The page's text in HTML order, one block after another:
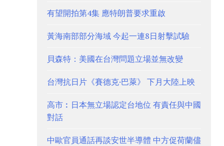
有望開拍第4集 應特朗普要求重啟
黃海南部部分海域 今起一連8日射擊試驗
貝森特：美國在台灣問題立場並無改變
台灣抗日片《賽德克·巴萊》 下月大陸上映
高市︰日本無立場認定台地位 有責任與中國
對話
中歐官員通話再談安世半導體 中方促荷蘭儘